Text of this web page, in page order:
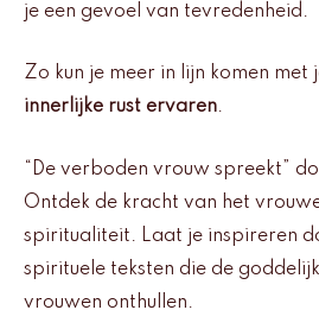
je een gevoel van tevredenheid.
Zo kun je meer in lijn komen met
innerlijke rust ervaren.
“De verboden vrouw spreekt”
Ontdek de kracht van het
spiritualiteit. Laat je inspireren
spirituele teksten die de
vrouwen onthullen.